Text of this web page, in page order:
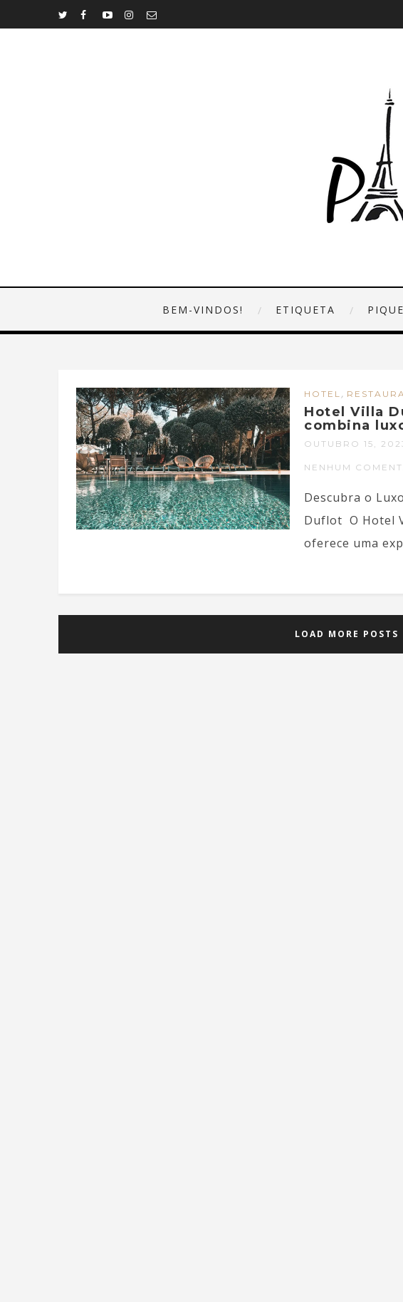
BEM-VINDOS! ETIQUETA
HOTEL ,
Hotel Villa
combina
OUTUBRO 15,
NENHUM
Descubra o
Duflot O Hotel
oferece uma
LOAD MORE POSTS